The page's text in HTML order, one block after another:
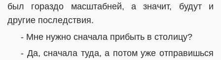
был гораздо масштабней, а значит, будут и
другие последствия.
- Мне нужно сначала прибыть в столицу?
- Да, сначала туда, а потом уже отправишься